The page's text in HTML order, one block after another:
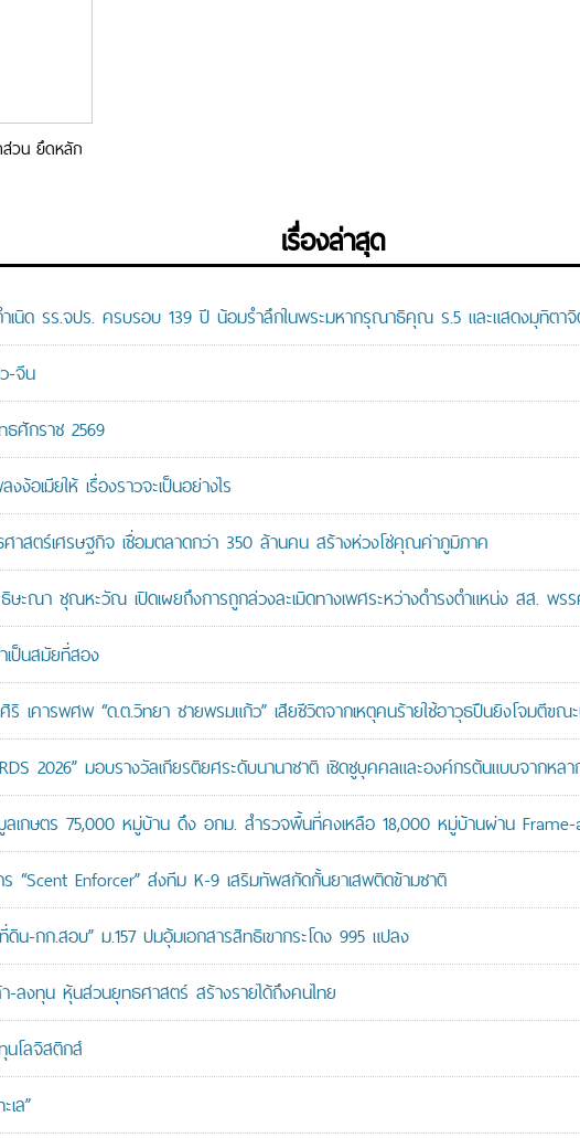
ส่วน ยึดหลัก
เรื่องล่าสุด
เนิด รร.จปร. ครบรอบ 139 ปี น้อมรำลึกในพระมหากรุณาธิคุณ ร.5 และแสดงมุทิตา
-จีน
ศักราช 2569
อเมียให้ เรื่องราวจะเป็นอย่างไร
าสตร์เศรษฐกิจ เชื่อมตลาดกว่า 350 ล้านคน สร้างห่วงโซ่คุณค่าภูมิภาค
ณา ชุณหะวัณ เปิดเผยถึงการถูกล่วงละเมิดทางเพศระหว่างดำรงตำแหน่ง สส. พรร
ป็นสมัยที่สอง
เคารพศพ “ด.ต.วิทยา ชายพรมแก้ว” เสียชีวิตจากเหตุคนร้ายใช้อาวุธปืนยิงโจมตีขณ
2026” มอบรางวัลเกียรติยศระดับนานาชาติ เชิดชูบุคคลและองค์กรต้นแบบจากหล
กษตร 75,000 หมู่บ้าน ดึง อกม. สำรวจพื้นที่คงเหลือ 18,000 หมู่บ้านผ่าน
Enforcer” ส่งทีม K-9 เสริมทัพสกัดกั้นยาเสพติดข้ามชาติ
-กก.สอบ” ม.157 ปมอุ้มเอกสารสิทธิเขากระโดง 995 แปลง
-ลงทุน หุ้นส่วนยุทธศาสตร์ สร้างรายได้ถึงคนไทย
โลจิสติกส์
ล”